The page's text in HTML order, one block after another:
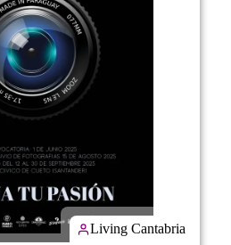
Living Cantabria